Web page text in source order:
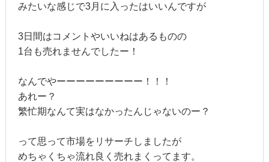
みたいな感じで3月に入ったはいいんですが
3日間はコメントやいいねはあるものの
1台も売れませんでしたー！
なんでやーーーーーーーーー！！！
あれー？
繁忙期なんて実はなかったんじゃないのー？
って思って市場をリサーチしましたが
めちゃくちゃ流れ良く売れまくってます。